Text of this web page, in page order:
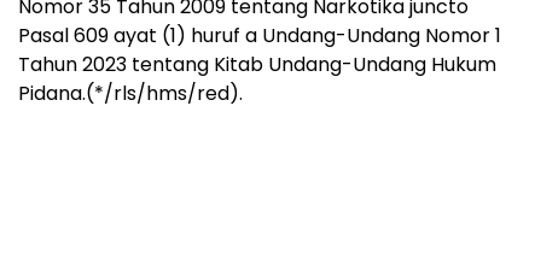
Nomor 35 Tahun 2009 tentang Narkotika juncto
Pasal 609 ayat (1) huruf a Undang-Undang Nomor 1
Tahun 2023 tentang Kitab Undang-Undang Hukum
Pidana.(*/rls/hms/red).